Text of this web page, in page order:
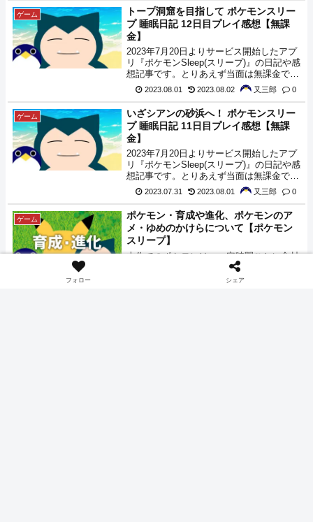
ゲーム
トープ洞窟を目指して ポケモンスリー
プ 睡眠日記 12日目プレイ感想【無課
金】
2023年7月20日よりサービス開始したアプ
リ『ポケモンSleep(スリープ)』の日記や感
想記事です。とりあえず当面は無課金でや
れるだけやってみようと思います。本日
は、『アーボ』、『コラッタ』、『ピカチ
ュウ』、『ガーディ』、『マンキー』、
『ウソッキー』がやってきてくれました。
2023.08.01 2023.08.02 又三郎 0
ゲーム
いざシアンの砂浜へ！ ポケモンスリー
プ 睡眠日記 11日目プレイ感想【無課
金】
2023年7月20日よりサービス開始したアプ
リ『ポケモンSleep(スリープ)』の日記や感
想記事です。とりあえず当面は無課金でや
れるだけやってみようと思います。本日
は、『コイル』、『ソーナノ』、『カラカ
ラ』、『ウソハチ』がやってきてくれまし
た。
2023.07.31 2023.08.01 又三郎 0
ゲーム
ポケモン・育成や進化、ポケモンのア
メ・ゆめのかけらについて【ポケモン
スリープ】
本作でのポケモンは、一定時間ごとに食材
や、きのみを回収してくれます。育成や、
進化の仕様について解説します。
フォロー シェア